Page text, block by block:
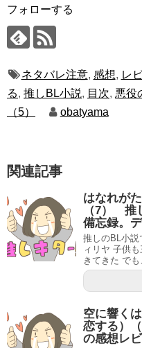
フォローする
ネタバレ注意, 感想, レ
る, 推しBL小説, 目次, 悪役
（5）
obatyama
関連記事
はなれが
（7） 推
備忘録。
推しのBL小
ィリヤ 子供
きてきた で
空に響く
恋する）
の感想レ